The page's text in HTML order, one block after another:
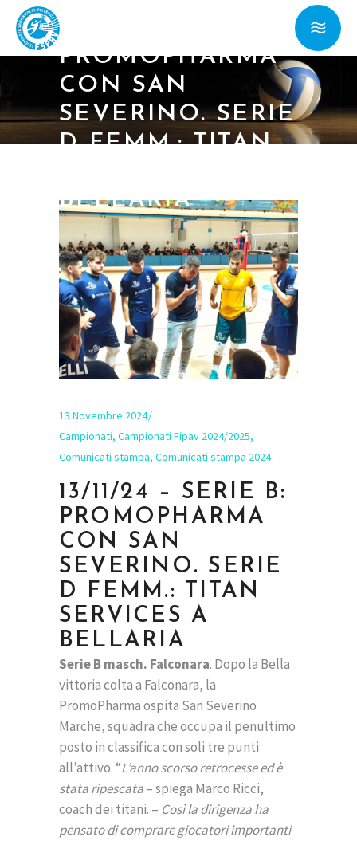
B:
PROMOPHARMA
CON SAN
SEVERINO. SERIE
D FEMM.: TITAN
BELLARIA
13 Novembre 2024
Campionati, Campionati Fipav 2024/2025,
Comunicati stampa, Comunicati stampa 2024
13/11/24 – SERIE B:
PROMOPHARMA
CON SAN
SEVERINO. SERIE
D FEMM.: TITAN
SERVICES A
BELLARIA
Serie B masch. Falconara. Dopo la Bella
vittoria colta a Falconara, la
PromoPharma ospita San Severino
Marche, squadra che occupa il penultimo
posto in classifica con soli tre punti
all’attivo. “L’anno scorso retrocesse ed è
stata ripescata– spiega Marco Ricci,
coach dei titani. – Così la dirigenza ha
pensato di comprare giocatori importanti